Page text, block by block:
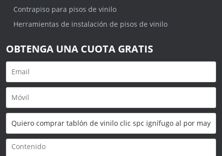
Contrapiso para pisos de vinilo
Herramientas de instalación de pisos de vinilo
OBTENGA UNA CUOTA GRATIS